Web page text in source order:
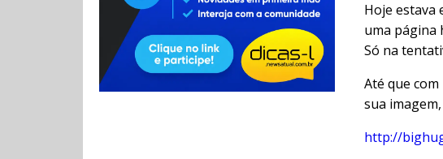
Hoje estava
uma página
Só na
Até que
sua
http://